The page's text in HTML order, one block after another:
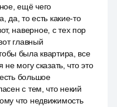
ещё чего
да, то есть какие-то
наверное, с тех пор
главный
была квартира, все
могу сказать, что это
большое
с тем, что некий
что недвижимость